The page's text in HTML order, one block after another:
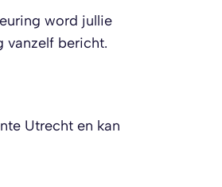
word jullie
vanzelf bericht.
Utrecht en kan